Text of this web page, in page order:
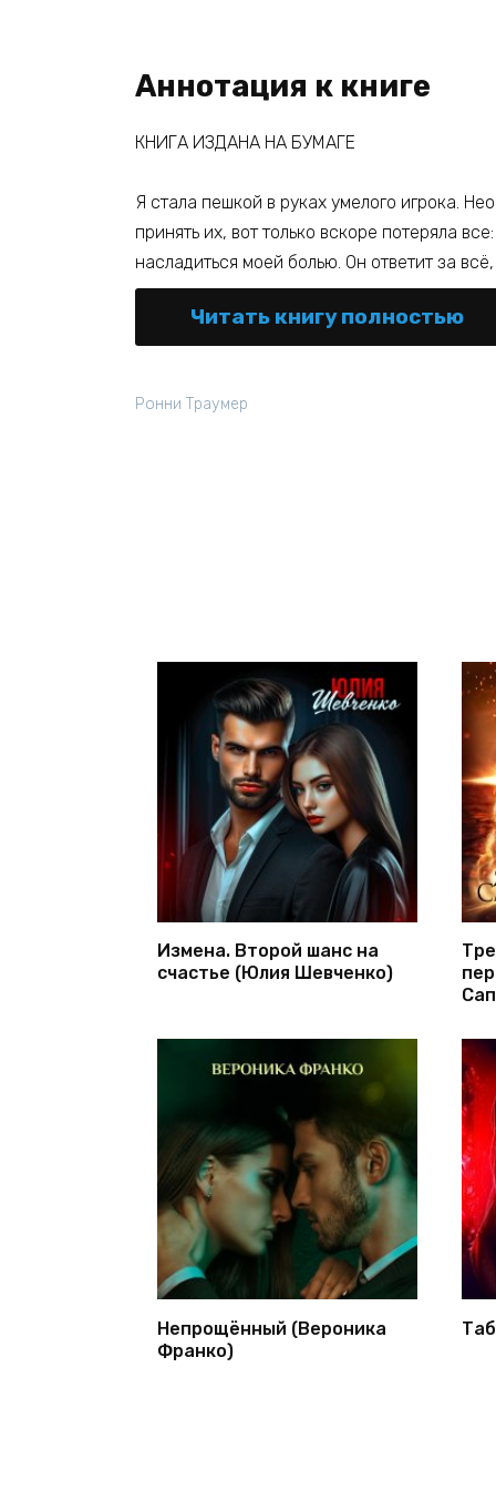
Аннотация к книге
КНИГА ИЗДАНА НА БУМАГЕ
Я стала пешкой в руках умелого игрока.
принять их, вот только вскоре потеряла
насладиться моей болью. Он ответит за
Читать книгу полностью
Ронни Траумер
Измена. Второй шанс на
счастье (Юлия Шевченко)
Непрощённый (Вероника
Франко)